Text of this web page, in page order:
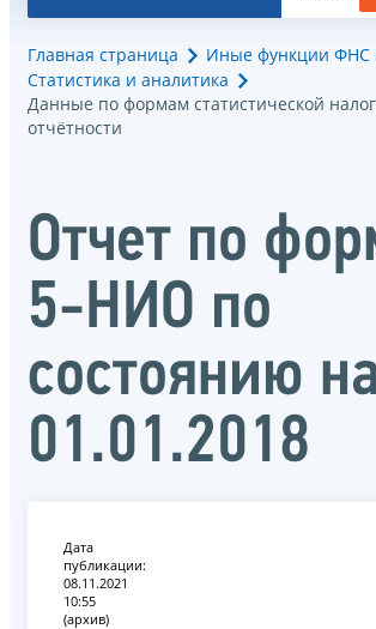
Главная страница
Иные функции ФНС
Статистика и аналитика
Данные по формам статистической
отчётности
Отчет по
5-НИО по
состоянию
01.01.2018
Дата
публикации:
08.11.2021
10:55
(архив)